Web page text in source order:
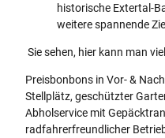
historische Extertal-
weitere spannende
Sie sehen, hier kann man
Preisbonbons in Vor- &
Stellplätz, geschützter
Abholservice mit
radfahrerfreundlicher